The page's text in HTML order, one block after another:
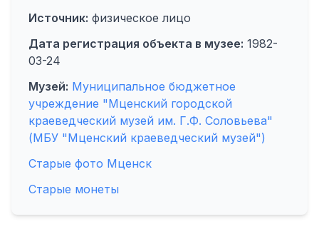
Источник: физическое лицо
Дата регистрация объекта в музее: 1982-
03-24
Музей: Муниципальное бюджетное
учреждение "Мценский городской
краеведческий музей им. Г.Ф. Соловьева"
(МБУ "Мценский краеведческий музей")
Старые фото Мценск
Старые монеты